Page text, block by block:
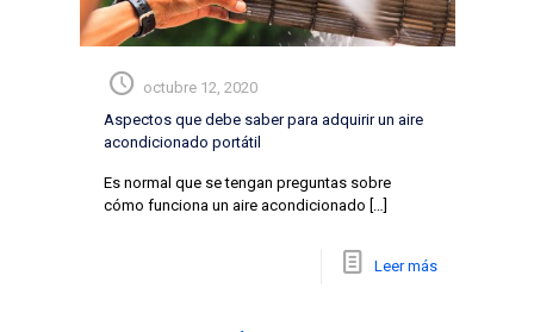
octubre 12, 2020
Aspectos que debe saber para adquirir un aire
acondicionado portátil
Es normal que se tengan preguntas sobre
cómo funciona un aire acondicionado […]
Leer más